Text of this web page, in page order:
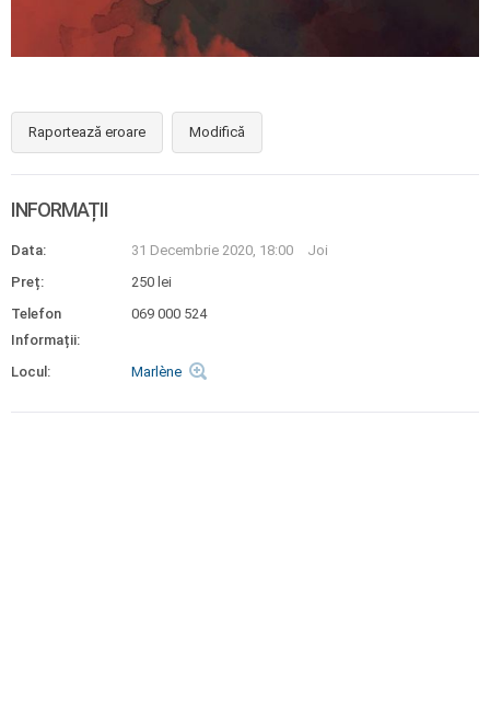
Raportează eroare Modifică
INFORMAȚII
Data: 31 Decembrie 2020, 18:00
Joi
Preț:
250 lei
Telefon
Informații:
069 000 524
Locul: Marlène